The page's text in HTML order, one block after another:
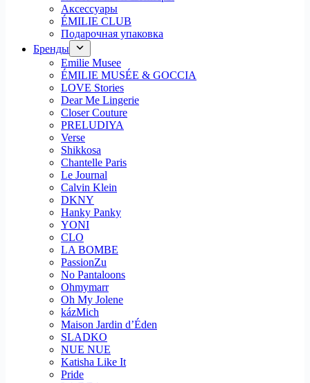
Аксессуары
ÉMILIE CLUB
Подарочная упаковка
Бренды
Emilie Musee
ÉMILIE MUSÉE & GOCCIA
LOVE Stories
Dear Me Lingerie
Closer Couture
PRELUDIYA
Verse
Shikkosa
Chantelle Paris
Le Journal
Calvin Klein
DKNY
Hanky Panky
YONI
CLO
LA BOMBE
PassionZu
No Pantaloons
Ohmymarr
Oh My Jolene
kázMich
Maison Jardin d’Éden
SLADKO
NUE NUE
Katisha Like It
Pride